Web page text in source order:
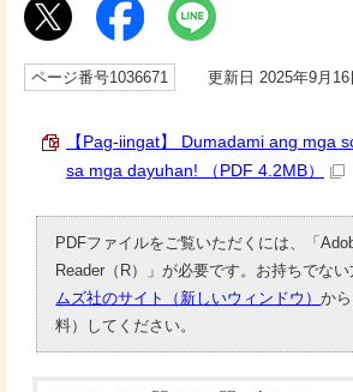
ページ番号1036671 更新日 2025年9月16
【Pag-iingat】 Dumadami ang mga
sa mga dayuhan! （PDF 4.2MB）
PDFファイルをご覧いただくには、「
Reader（R）」が必要です。お持ちでない
ムズ社のサイト（新しいウィンドウ）か
料）してください。